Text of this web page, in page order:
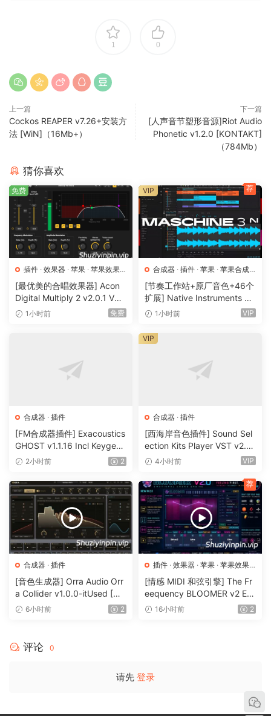
路径不得包含西里尔字母。文件夹必须是可写
的（不能安装在 Program Files 文件夹中）。
(KontaktPortable_v810.exe)。
5. 第一次启动库管理器时，它将自动扫描出厂
Kontakt。
如果第一次启动时未保存更改，您可以随时使
用 Alt + Insert 组合键或从管理器的上下文菜
单启动自动扫描：
添加 > 快速搜索已安装的库
默认情况下，库仅添加到经典浏览器（出厂内
容除外）。可以在库管理器设置中更改此行
为：
库 > 在 NKS 浏览器中管理库
如何将 Kontakt 8 PORTABLE VST3 添加到
方法 1（不适用于所有 DAW）：
方法 2.
运行 Kontakt8Portable\Install.exe
DAW”框。
STANDALONE、VST3i、VSTi、AAX* x64
更新（4.10.2024）
修复：注册某些库时出现问题（Spitfire
Tutti）
修复：AAX 插件未启动
symphony orchestra, or anything in between, from a
when you want it to be, and a deep sonic scripting
generation of the world’s favorite sampling platform gives
1 0
上一篇
Cockos REAPER v7.26+安装方
法 [WiN]（16Mb+）
下一篇
[人声音节塑形音源]Riot Audio
Phonetic v1.2.0 [KONTAKT]
（784Mb）
猜你喜欢
插件 · 效果器 · 苹果 · 苹果效果
器
[最优美的合唱效果器] Acon
Digital Multiply 2 v2.0.1 VST
VST3 AU AAX [WiN, MacOS
1小时前 免费
免费
合成器 · 插件 · 苹果 · 苹果合成
器
[节奏工作站+原厂音色+46个
扩展] Native Instruments M
aschine 3.6.0-HCiSO [Mac
1小时前 VIP
VIP 荐
合成器 · 插件
[FM合成器插件] Exacoustics
GHOST v1.1.16 Incl Keygen-
R2R [WiN]（12.1MB）
2小时前 2
合成器 · 插件
[西海岸音色插件] Sound Sel
ection Kits Player VST v2.0.
0 bundle-V.R [WiN]（3.26G
4小时前 VIP
VIP
合成器 · 插件
[音色生成器] Orra Audio Orr
a Collider v1.0.0-itUsed [Wi
N]（5.12MB）
6小时前 2
插件 · 效果器 · 苹果 · 苹果效果
器
[情感 MIDI 和弦引擎] The Fr
eequency BLOOMER v2 Em
otional Chord Engine [WiN,
16小时前 2
荐
评论 0
请先 登录